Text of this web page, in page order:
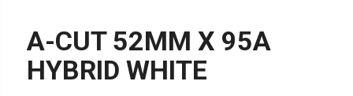
A-CUT 52MM X 95A
HYBRID WHITE